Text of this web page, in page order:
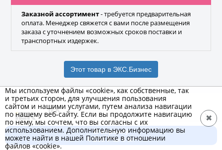
Заказной ассортимент- требуется предварительная
оплата. Менеджер свяжется с вами после размещения
заказа с уточнением возможных сроков поставки и
транспортных издержек.
Этот товар в ЭКС.Бизнес
IEK
Бренд
В корзину
4 295 ₽ за 6 м.
Мы используем файлы «cookie», как собственные, так
и третьих сторон, для улучшения пользования
сайтом и нашими услугами, путем анализа навигации
по нашему веб-сайту. Если вы продолжите навигацию
по нему, мы сочтем, что вы согласны с их
использованием. Дополнительную информацию вы
можете найти в нашей Политике в отношении
файлов «cookie».
✖